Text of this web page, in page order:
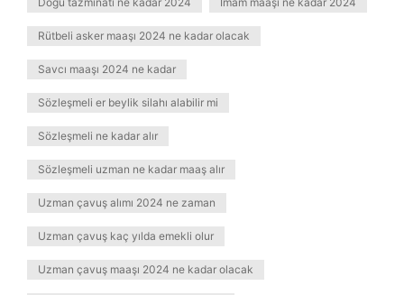
Rütbeli asker maaşı 2024 ne kadar olacak
Savcı maaşı 2024 ne kadar
Sözleşmeli er beylik silahı alabilir mi
Sözleşmeli ne kadar alır
Sözleşmeli uzman ne kadar maaş alır
Uzman çavuş alımı 2024 ne zaman
Uzman çavuş kaç yılda emekli olur
Uzman çavuş maaşı 2024 ne kadar olacak